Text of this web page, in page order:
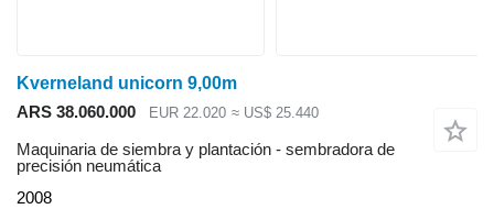
Kverneland unicorn 9,00m
ARS 38.060.000
EUR 22.020 ≈ US$ 25.440
Maquinaria de siembra y plantación - sembradora de
precisión neumática
2008